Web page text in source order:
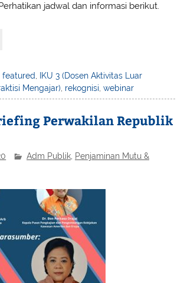
jadwal dan informasi berikut.
,featured
IKU 3 (Dosen Aktivitas Luar
Mengajar), rekognisi,webinar
Perwakilan Republik
Adm Publik Penjaminan Mutu &